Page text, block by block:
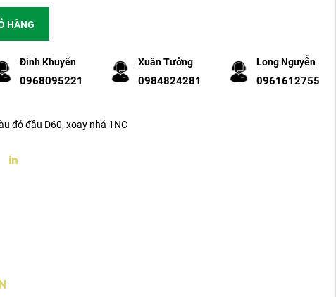
HÀNG
Đình Khuyến
0968095221
Xuân Tưởng
0984824281
Long Nguyễn
0961612755
đỏ đầu D60, xoay nhả 1NC